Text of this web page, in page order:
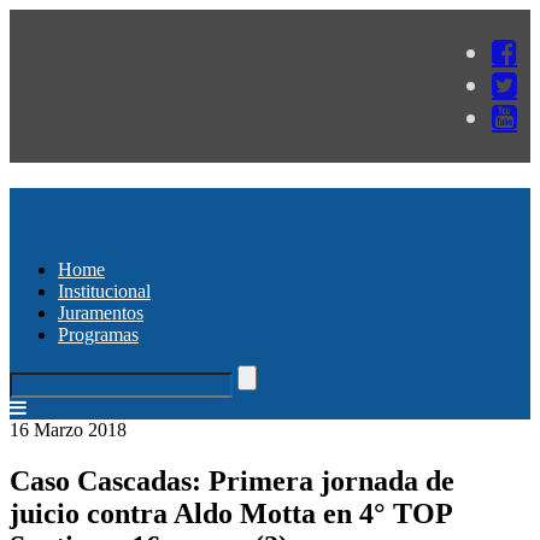
Home
Institucional
Juramentos
Programas
16 Marzo 2018
Caso Cascadas: Primera jornada de
juicio contra Aldo Motta en 4° TOP